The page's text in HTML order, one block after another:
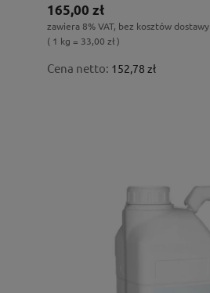
165,00 zł
zawiera 8% VAT, bez kosztów dostawy
( 1 kg = 33,00 zł )
Cena netto: 152,78 zł